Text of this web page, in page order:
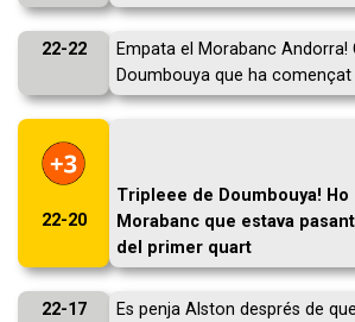
22-22
Empata el Morabanc Andorra!
Doumbouya que ha
22-20
Tripleee de Doumbouya! Ho
Morabanc que estava
del primer quart
22-17
Es penja Alston després de